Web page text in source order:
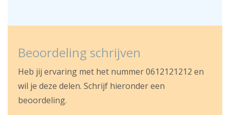
Beoordeling schrijven
Heb jij ervaring met het nummer 0612121212 en
wil je deze delen. Schrijf hieronder een
beoordeling.